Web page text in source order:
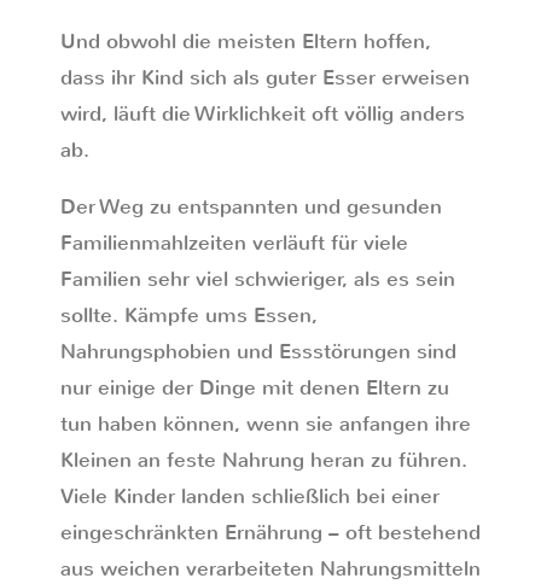
Und obwohl die meisten Eltern hoffen,
dass ihr Kind sich als guter Esser erweisen
wird, läuft die Wirklichkeit oft völlig anders
ab.
Der Weg zu entspannten und gesunden
Familienmahlzeiten verläuft für viele
Familien sehr viel schwieriger, als es sein
sollte. Kämpfe ums Essen,
Nahrungsphobien und Essstörungen sind
nur einige der Dinge mit denen Eltern zu
tun haben können, wenn sie anfangen ihre
Kleinen an feste Nahrung heran zu führen.
Viele Kinder landen schließlich bei einer
eingeschränkten Ernährung – oft bestehend
aus weichen verarbeiteten Nahrungsmitteln